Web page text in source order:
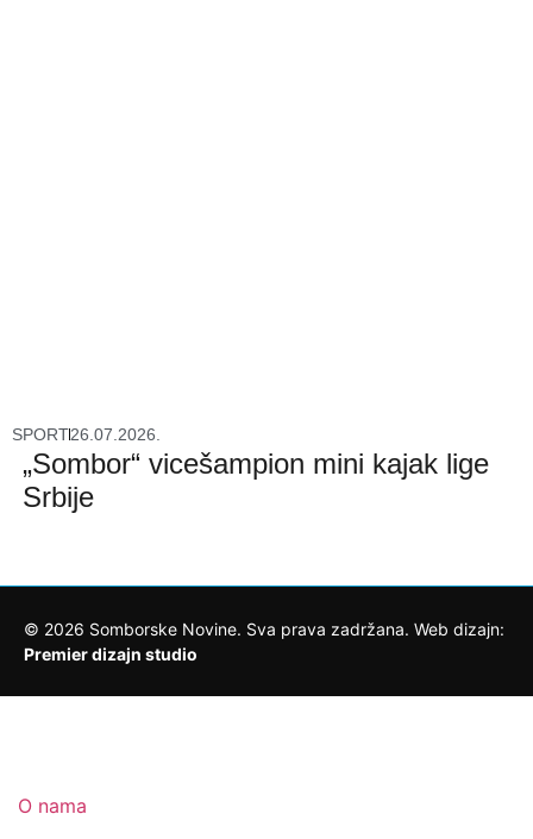
SPORT26.07.2026.
„Sombor“ vicešampion mini kajak lige
Srbije
© 2026 Somborske Novine. Sva prava zadržana. Web dizajn:
Premier dizajn studio
O nama